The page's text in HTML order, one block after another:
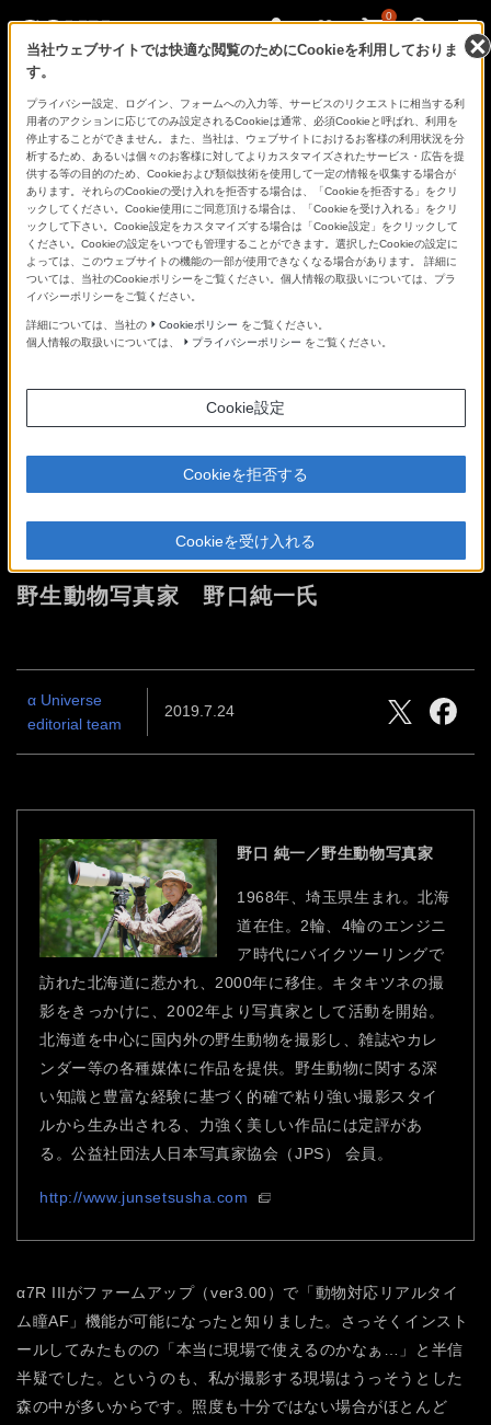
0
あ、
見
た
こ
と
の
な
い
世
界
へ。
α
Universe
ム瞳AFがすごい！-α7R III、α7 III-
野生動物写真家 野口純一氏
α Universe
editorial team
2019.7.24
野口 純一／野生動物写真家
1968年、埼玉県生まれ。北海
道在住。2輪、4輪のエンジニ
ア時代にバイクツーリングで
訪れた北海道に惹かれ、2000年に移住。キタキツネの撮
影をきっかけに、2002年より写真家として活動を開始。
北海道を中心に国内外の野生動物を撮影し、雑誌やカレ
ンダー等の各種媒体に作品を提供。野生動物に関する深
い知識と豊富な経験に基づく的確で粘り強い撮影スタイ
ルから生み出される、力強く美しい作品には定評があ
る。公益社団法人日本写真家協会（JPS） 会員。
http://www.junsetsusha.com
α7R IIIがファームアップ（ver3.00）で「動物対応リアルタイ
ム瞳AF」機能が可能になったと知りました。さっそくインスト
ールしてみたものの「本当に現場で使えるのかなぁ…」と半信
半疑でした。というのも、私が撮影する現場はうっそうとした
森の中が多いからです。照度も十分ではない場合がほとんど
当社ウェブサイトでは快適な閲覧のためにCookieを利用しておりま
す。
プライバシー設定、ログイン、フォームへの入力等、サービスのリクエストに相当する利
用者のアクションに応じてのみ設定されるCookieは通常、必須Cookieと呼ばれ、利用を
停止することができません。また、当社は、ウェブサイトにおけるお客様の利用状況を分
析するため、あるいは個々のお客様に対してよりカスタマイズされたサービス・広告を提
供する等の目的のため、Cookieおよび類似技術を使用して一定の情報を収集する場合が
あります。それらのCookieの受け入れを拒否する場合は、「Cookieを拒否する」をクリ
ックしてください。Cookie使用にご同意頂ける場合は、「Cookieを受け入れる」をクリ
ックして下さい。Cookie設定をカスタマイズする場合は「Cookie設定」をクリックして
ください。Cookieの設定をいつでも管理することができます。選択したCookieの設定に
よっては、このウェブサイトの機能の一部が使用できなくなる場合があります。 詳細に
ついては、当社のCookieポリシーをご覧ください。個人情報の取扱いについては、プラ
イバシーポリシーをご覧ください。
詳細については、当社の Cookieポリシー をご覧ください。
個人情報の取扱いについては、
プライバシーポリシー をご覧ください。
Cookie設定
Cookieを拒否する
Cookieを受け入れる